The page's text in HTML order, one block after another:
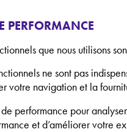
PERFORMANCE
que nous utilisons
ne sont pas
votre navigation et la
performance pour
et d’améliorer votre